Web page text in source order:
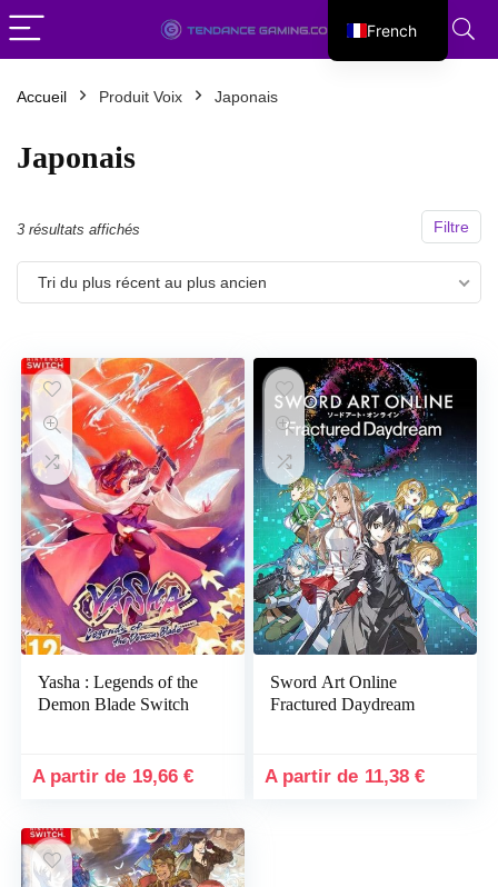
Accueil Produit Voix Japonais
Japonais
Filtre
3 résultats affichés
du
plus
plus
ancien
Tri du plus récent au plus ancien
Yasha : Legends of the
Demon Blade Switch
19,66€
Sword Art Online
Fractured Daydream
11,38€
French
English